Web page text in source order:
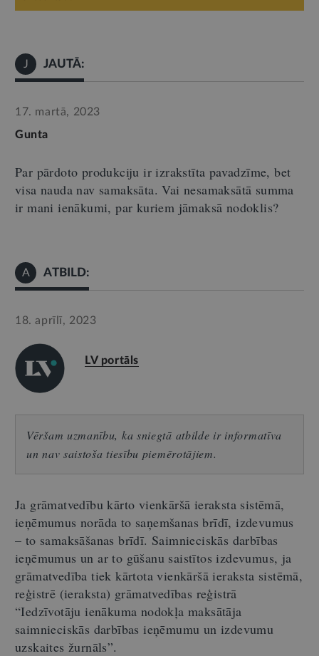
J JAUTĀ:
17. martā, 2023
Gunta
Par pārdoto produkciju ir izrakstīta pavadzīme, bet
visa nauda nav samaksāta. Vai nesamaksātā summa
ir mani ienākumi, par kuriem jāmaksā nodoklis?
A ATBILD:
18. aprīlī, 2023
LV portāls
Vēršam uzmanību, ka sniegtā atbilde ir informatīva
un nav saistoša tiesību piemērotājiem.
Ja grāmatvedību kārto vienkāršā ieraksta sistēmā,
ieņēmumus norāda to saņemšanas brīdī, izdevumus
– to samaksāšanas brīdī. Saimnieciskās darbības
ieņēmumus un ar to gūšanu saistītos izdevumus, ja
grāmatvedība tiek kārtota vienkāršā ieraksta sistēmā,
reģistrē (ieraksta) grāmatvedības reģistrā
“Iedzīvotāju ienākuma nodokļa maksātāja
saimnieciskās darbības ieņēmumu un izdevumu
uzskaites žurnāls”.